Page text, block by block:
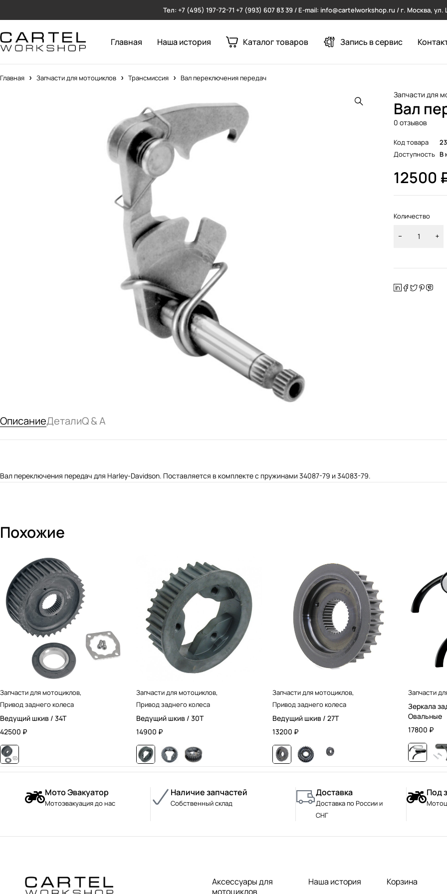
Тел: +7 (495) 197-72-71 +7 (993) 607 83 39 / E-mail: info@cartelworkshop.ru / г. Москва,
Главная Наша история Каталог товаров Запись в сервис
Главная Запчасти для мотоциклов Трансмиссия Вал переключения передач
Запчасти для
Вал
0 отзывов
Код товара
Доступность В
12500
Количество
ОписаниеДеталиQ & A
Вал переключения передач для Harley-Davidson. Поставляется в комплекте с пружинами 34087-79 и 34083-79.
Похожие
Запчасти для мотоциклов,
Привод заднего колеса
Ведущий шкив / 34T
42500 ₽
Запчасти для мотоциклов,
Привод заднего колеса
Ведущий шкив / 30T
14900 ₽
Запчасти для мотоциклов,
Привод заднего колеса
Ведущий шкив / 27T
13200 ₽
Запчасти
Зеркала
Овальные
17800 ₽
Мото Эвакуатор
Мотоэвакуация до нас
Наличие запчастей
Собственный склад
Доставка
Доставка по России и
СНГ
Под
Аксессуары для
мотоциклов
Наша история
Корзина